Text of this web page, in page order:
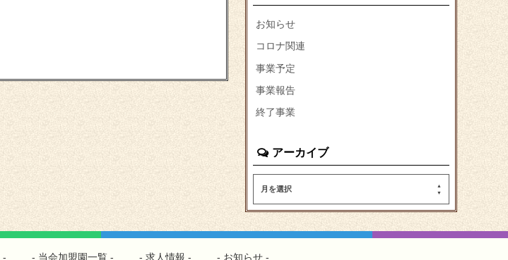
お知らせ
コロナ関連
事業予定
事業報告
終了事業
アーカイブ
月を選択
当会加盟園一覧 求人情報 お知らせ